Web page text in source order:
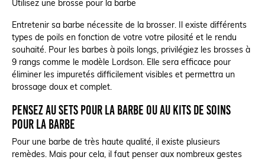
Utilisez une brosse pour la barbe
Entretenir sa barbe nécessite de la brosser. Il existe différents
types de poils en fonction de votre votre pilosité et le rendu
souhaité. Pour les barbes à poils longs, privilégiez les brosses à
9 rangs comme le modèle Lordson. Elle sera efficace pour
éliminer les impuretés difficilement visibles et permettra un
brossage doux et complet.
Pensez au sets pour la barbe ou au kits de soins
pour la barbe
Pour une barbe de très haute qualité, il existe plusieurs
remèdes. Mais pour cela, il faut penser aux nombreux gestes